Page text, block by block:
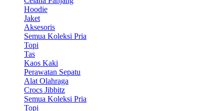
Hoodie
Jaket
Aksesoris
Semua Koleksi Pria
Topi
Tas
Kaos Kaki
Perawatan Sepatu
Alat Olahraga
Crocs Jibbitz
Semua Koleksi Pria
Topi